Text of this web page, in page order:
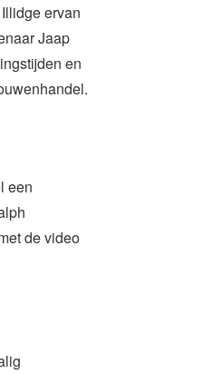
ervan
Jaap
en
een
de video